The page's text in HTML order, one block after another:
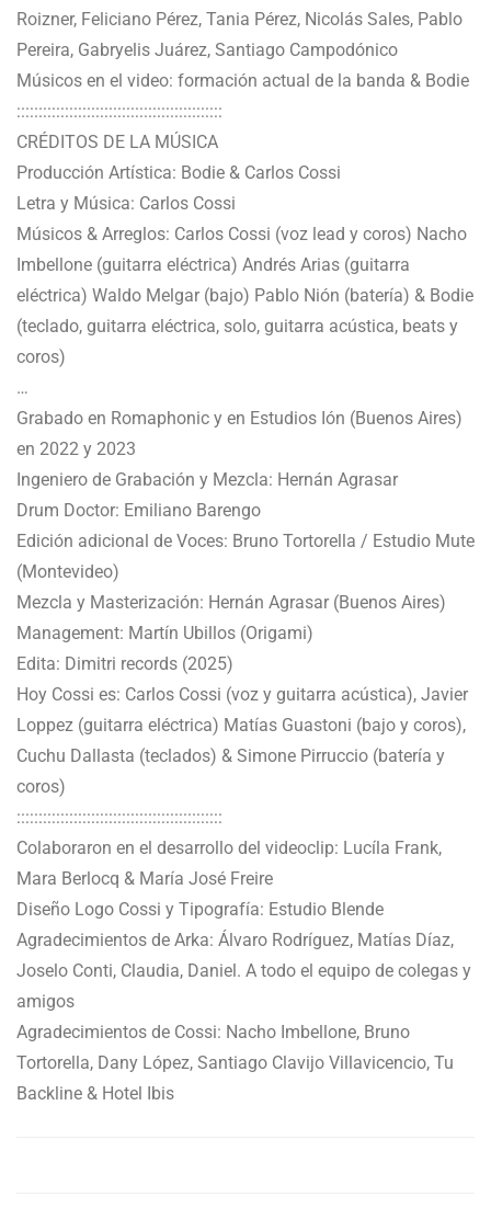
Roizner, Feliciano Pérez, Tania Pérez, Nicolás Sales, Pablo
Pereira, Gabryelis Juárez, Santiago Campodónico
Músicos en el video: formación actual de la banda & Bodie
:::::::::::::::::::::::::::::::::::::::::::::::
CRÉDITOS DE LA MÚSICA
Producción Artística: Bodie & Carlos Cossi
Letra y Música: Carlos Cossi
Músicos & Arreglos: Carlos Cossi (voz lead y coros) Nacho
Imbellone (guitarra eléctrica) Andrés Arias (guitarra
eléctrica) Waldo Melgar (bajo) Pablo Nión (batería) & Bodie
(teclado, guitarra eléctrica, solo, guitarra acústica, beats y
coros)
…
Grabado en Romaphonic y en Estudios Ión (Buenos Aires)
en 2022 y 2023
Ingeniero de Grabación y Mezcla: Hernán Agrasar
Drum Doctor: Emiliano Barengo
Edición adicional de Voces: Bruno Tortorella / Estudio Mute
(Montevideo)
Mezcla y Masterización: Hernán Agrasar (Buenos Aires)
Management: Martín Ubillos (Origami)
Edita: Dimitri records (2025)
Hoy Cossi es: Carlos Cossi (voz y guitarra acústica), Javier
Loppez (guitarra eléctrica) Matías Guastoni (bajo y coros),
Cuchu Dallasta (teclados) & Simone Pirruccio (batería y
coros)
:::::::::::::::::::::::::::::::::::::::::::::::
Colaboraron en el desarrollo del videoclip: Lucíla Frank,
Mara Berlocq & María José Freire
Diseño Logo Cossi y Tipografía: Estudio Blende
Agradecimientos de Arka: Álvaro Rodríguez, Matías Díaz,
Joselo Conti, Claudia, Daniel. A todo el equipo de colegas y
amigos
Agradecimientos de Cossi: Nacho Imbellone, Bruno
Tortorella, Dany López, Santiago Clavijo Villavicencio, Tu
Backline & Hotel Ibis